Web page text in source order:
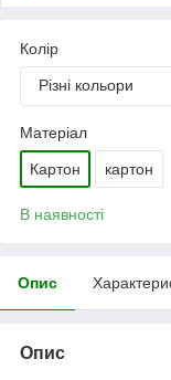
Колір
Різні кольори
Матеріал
Картон картон
В наявності
Опис
Опис